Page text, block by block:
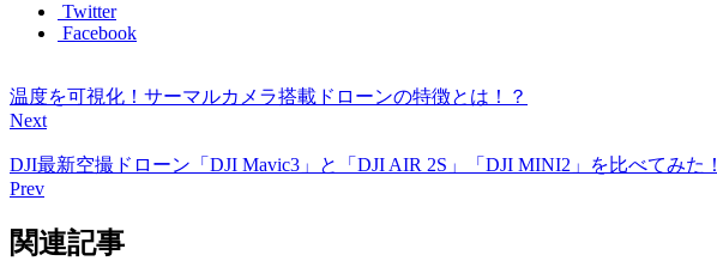
Twitter
Facebook
温度を可視化！サーマルカメラ搭載ドローンの特徴とは！？
Next
DJI最新空撮ドローン「DJI Mavic3」と「DJI AIR 2S」「DJI MINI2」を比べてみた！
Prev
関連記事